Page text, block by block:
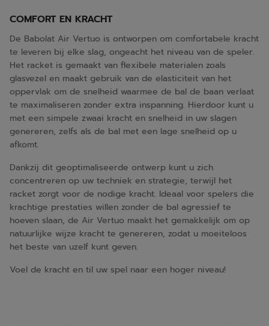
COMFORT EN KRACHT
De Babolat Air Vertuo is ontworpen om comfortabele kracht
te leveren bij elke slag, ongeacht het niveau van de speler.
Het racket is gemaakt van flexibele materialen zoals
glasvezel en maakt gebruik van de elasticiteit van het
oppervlak om de snelheid waarmee de bal de baan verlaat
te maximaliseren zonder extra inspanning. Hierdoor kunt u
met een simpele zwaai kracht en snelheid in uw slagen
genereren, zelfs als de bal met een lage snelheid op u
afkomt.
Dankzij dit geoptimaliseerde ontwerp kunt u zich
concentreren op uw techniek en strategie, terwijl het
racket zorgt voor de nodige kracht. Ideaal voor spelers die
krachtige prestaties willen zonder de bal agressief te
hoeven slaan, de Air Vertuo maakt het gemakkelijk om op
natuurlijke wijze kracht te genereren, zodat u moeiteloos
het beste van uzelf kunt geven.
Voel de kracht en til uw spel naar een hoger niveau!